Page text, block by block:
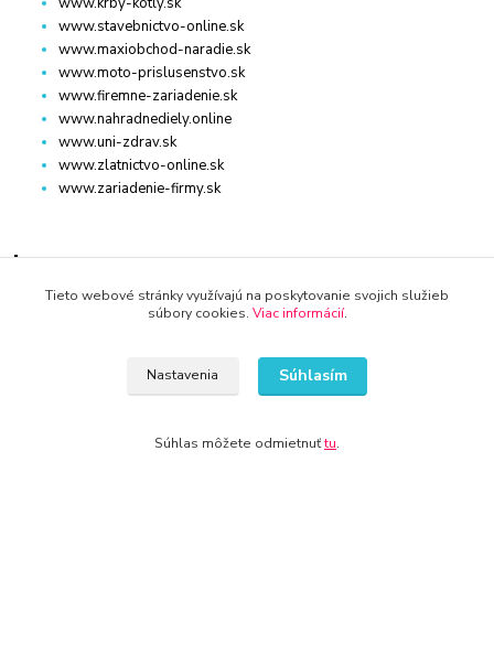
www.stavebnictvo-online.sk
www.maxiobchod-naradie.sk
www.moto-prislusenstvo.sk
www.firemne-zariadenie.sk
www.nahradnediely.online
www.uni-zdrav.sk
www.zlatnictvo-online.sk
www.zariadenie-firmy.sk
Kontakty
Tieto webové stránky využívajú na poskytovanie svojich služieb
súbory cookies. Viac informácií.
Nastavenia Súhlasím
Súhlas môžete odmietnuťtu.